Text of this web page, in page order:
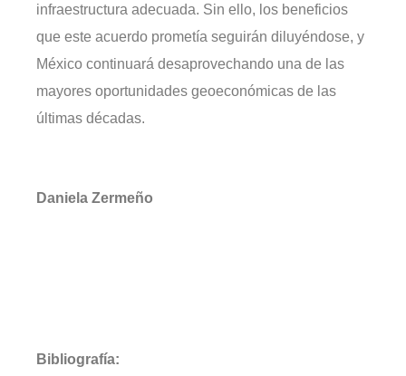
infraestructura adecuada. Sin ello, los beneficios
que este acuerdo prometía seguirán diluyéndose, y
México continuará desaprovechando una de las
mayores oportunidades geoeconómicas de las
últimas décadas.
Daniela Zermeño
Bibliografía: